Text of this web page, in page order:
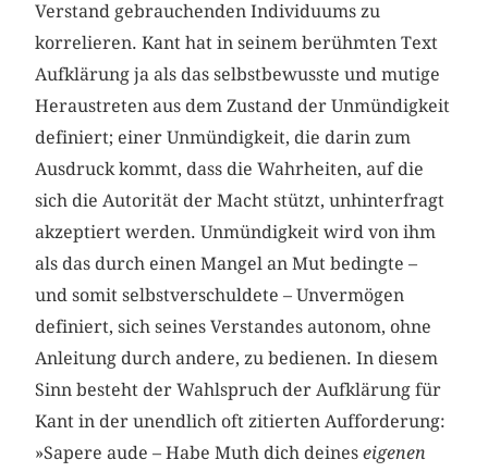
Verstand gebrauchenden Individuums zu
korrelieren. Kant hat in seinem berühmten Text
Aufklärung ja als das selbstbewusste und mutige
Heraustreten aus dem Zustand der Unmündigkeit
definiert; einer Unmündigkeit, die darin zum
Ausdruck kommt, dass die Wahrheiten, auf die
sich die Autorität der Macht stützt, unhinterfragt
akzeptiert werden. Unmündigkeit wird von ihm
als das durch einen Mangel an Mut bedingte –
und somit selbstverschuldete – Unvermögen
definiert, sich seines Verstandes autonom, ohne
Anleitung durch andere, zu bedienen. In diesem
Sinn besteht der Wahlspruch der Aufklärung für
Kant in der unendlich oft zitierten Aufforderung:
»Sapere aude – Habe Muth dich deineseigenen